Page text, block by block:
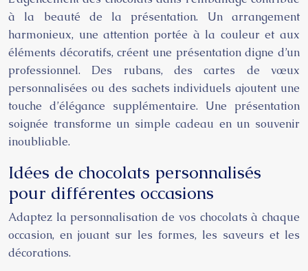
à la beauté de la présentation. Un arrangement
harmonieux, une attention portée à la couleur et aux
éléments décoratifs, créent une présentation digne d’un
professionnel. Des rubans, des cartes de vœux
personnalisées ou des sachets individuels ajoutent une
touche d’élégance supplémentaire. Une présentation
soignée transforme un simple cadeau en un souvenir
inoubliable.
Idées de chocolats personnalisés
pour différentes occasions
Adaptez la personnalisation de vos chocolats à chaque
occasion, en jouant sur les formes, les saveurs et les
décorations.